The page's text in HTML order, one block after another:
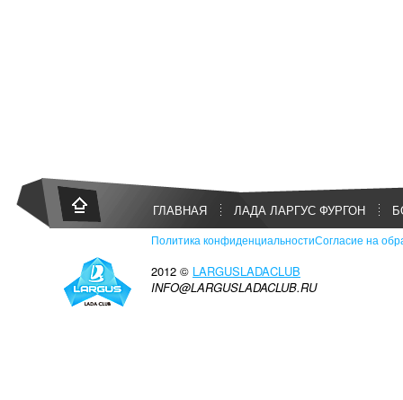
ГЛАВНАЯ ЛАДА ЛАРГУС ФУРГОН
Политика конфиденциальностиСогласие на
2012 © LARGUSLADACLUB
INFO@LARGUSLADACLUB.RU